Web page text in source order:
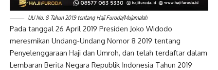
UU No. 8 Tahun 2019 tentang Haji Furoda/Mujamalah
Pada tanggal 26 April 2019 Presiden Joko Widodo
meresmikan Undang-Undang Nomor 8 2019 tentang
Penyelenggaraan Haji dan Umroh, dan telah terdaftar dalam
Lembaran Berita Negara Republik Indonesia Tahun 2019